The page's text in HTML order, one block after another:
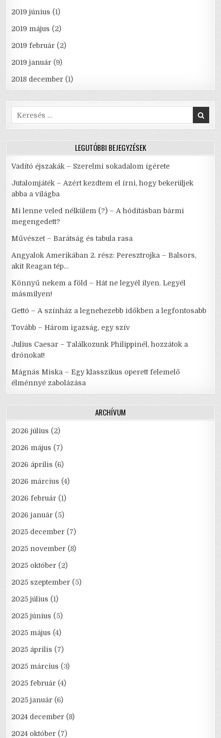
2019 június (1)
2019 május (2)
2019 február (2)
2019 január (9)
2018 december (1)
Search
for:
LEGUTÓBBI BEJEGYZÉSEK
Vadító éjszakák – Szerelmi sokadalom ígérete
Jutalomjáték – Azért kezdtem el írni, hogy bekerüljek
abba a világba
Mi lenne veled nélkülem (?) – A hódításban bármi
megengedett?
Művészet – Barátság és tabula rasa
Angyalok Amerikában 2. rész: Peresztrojka – Balsors,
akit Reagan tép…
Könnyű nekem a föld – Hát ne legyél ilyen. Legyél
másmilyen!
Gettó – A színház a legnehezebb időkben a legfontosabb
Tovább – Három igazság, egy szív
Julius Caesar – Találkozunk Philippinél, hozzátok a
drónokat!
Mágnás Miska – Egy klasszikus operett felemelő
élménnyé zabolázása
ARCHÍVUM
2026 július (2)
2026 május (7)
2026 április (6)
2026 március (4)
2026 február (1)
2026 január (5)
2025 december (7)
2025 november (8)
2025 október (2)
2025 szeptember (5)
2025 július (1)
2025 június (5)
2025 május (4)
2025 április (7)
2025 március (3)
2025 február (4)
2025 január (6)
2024 december (8)
2024 október (7)